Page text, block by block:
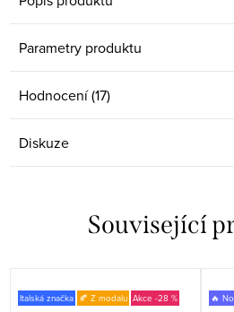
Parametry produktu
Hodnocení (17)
Diskuze
Související
Italská značka 🍂 Z modalu -28 % 🔥